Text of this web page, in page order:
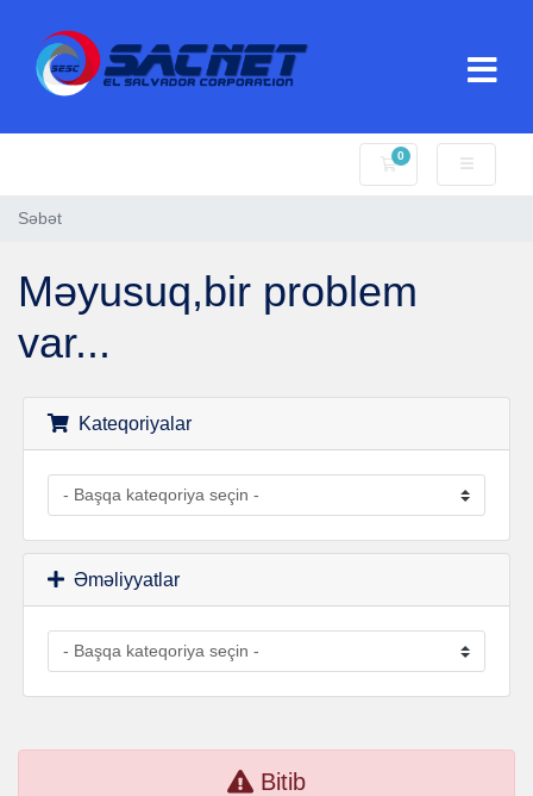
0
Səbət
Səbət
Məyusuq,bir problem
var...
Kateqoriyalar
Əməliyyatlar
Bitib